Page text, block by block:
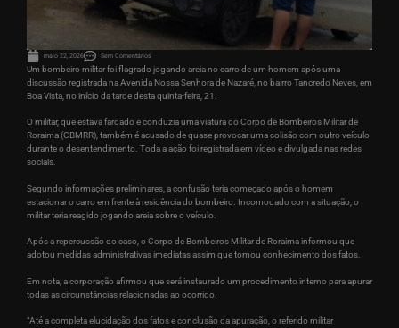
maio 22, 2026 Sem Comentários
Um bombeiro militar foi flagrado jogando areia no carro de um homem após uma
discussão registrada na Avenida Nossa Senhora de Nazaré, no bairro Tancredo Neves, em
Boa Vista, no início da tarde desta quinta-feira, 21.
O militar, que estava fardado e conduzia uma viatura do Corpo de Bombeiros Militar de
Roraima (CBMRR), também é acusado de quase provocar uma colisão com outro veículo
durante o desentendimento. Toda a ação foi registrada em vídeo e divulgada nas redes
sociais.
Segundo informações preliminares, a confusão teria começado após o homem
estacionar o carro em frente à residência do bombeiro. Incomodado com a situação, o
militar teria reagido jogando areia sobre o veículo.
Após a repercussão do caso, o Corpo de Bombeiros Militar de Roraima informou que
adotou medidas administrativas imediatas assim que tomou conhecimento dos fatos.
Em nota, a corporação afirmou que será instaurado um procedimento interno para apurar
todas as circunstâncias relacionadas ao ocorrido.
“Até a completa elucidação dos fatos e conclusão da apuração, o referido militar